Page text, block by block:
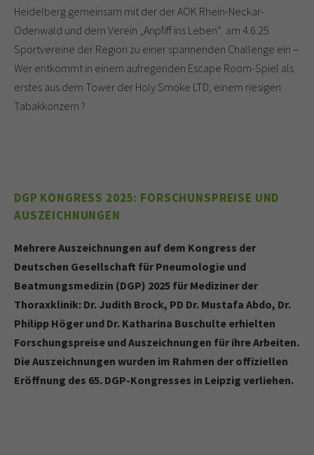
Heidelberg gemeinsam mit der der AOK Rhein-Neckar-
Odenwald und dem Verein „Anpfiff ins Leben“ am 4.6.25
Sportvereine der Region zu einer spannenden Challenge ein –
Wer entkommt in einem aufregenden Escape Room-Spiel als
erstes aus dem Tower der Holy Smoke LTD, einem riesigen
Tabakkonzern ?
DGP KONGRESS 2025: FORSCHUNSPREISE UND
AUSZEICHNUNGEN
Mehrere Auszeichnungen auf dem Kongress der
Deutschen Gesellschaft für Pneumologie und
Beatmungsmedizin (DGP) 2025 für Mediziner der
Thoraxklinik: Dr. Judith Brock, PD Dr. Mustafa Abdo, Dr.
Philipp Höger und Dr. Katharina Buschulte erhielten
Forschungspreise und Auszeichnungen für ihre Arbeiten.
Die Auszeichnungen wurden im Rahmen der offiziellen
Eröffnung des 65. DGP-Kongresses in Leipzig verliehen.